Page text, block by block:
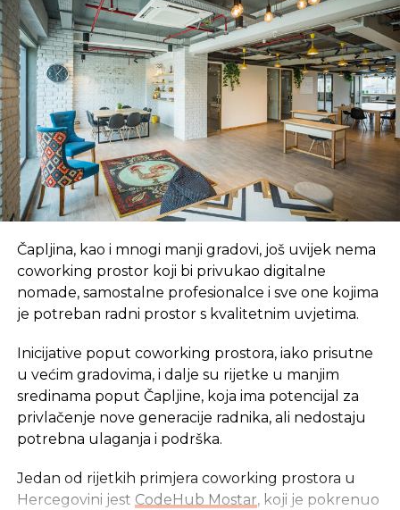
Čapljina, kao i mnogi manji gradovi, još uvijek nema
coworking prostor koji bi privukao digitalne
nomade, samostalne profesionalce i sve one kojima
je potreban radni prostor s kvalitetnim uvjetima.
Inicijative poput coworking prostora, iako prisutne
u većim gradovima, i dalje su rijetke u manjim
sredinama poput Čapljine, koja ima potencijal za
privlačenje nove generacije radnika, ali nedostaju
potrebna ulaganja i podrška.
Jedan od rijetkih primjera coworking prostora u
Hercegovini jest CodeHub Mostar, koji je pokrenuo